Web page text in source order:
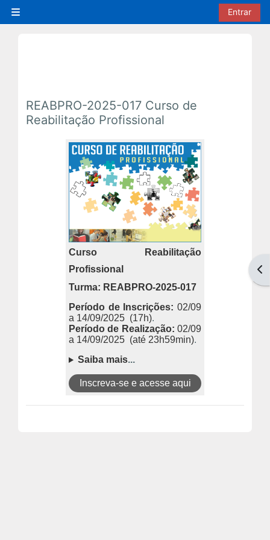
Painel lateral
Entrar
REABPRO-2025-017 Curso de
Reabilitação Profissional
Curso
Reabilitação
Profissional
Turma: REABPRO-2025-017
Período de Inscrições: 02/09
a 14/09/2025 (17h).
Período de Realização: 02/09
a 14/09/2025 (até 23h59min).
Saiba mais...
Inscreva-se e acesse aqui